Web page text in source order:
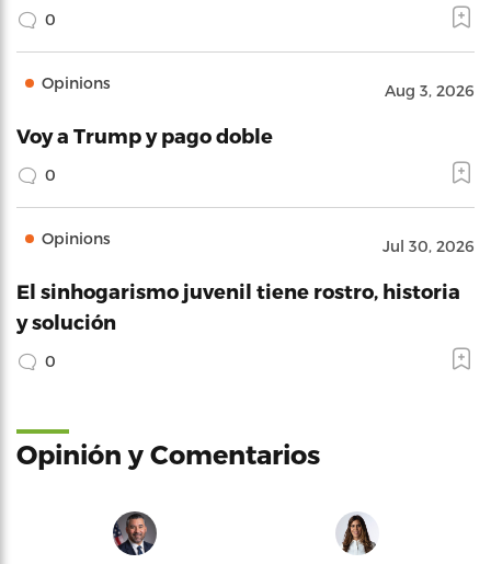
0
Opinions Aug 3, 2026
Voy a Trump y pago doble
0
Opinions Jul 30, 2026
El sinhogarismo juvenil tiene rostro, historia
y solución
0
Opinión y Comentarios